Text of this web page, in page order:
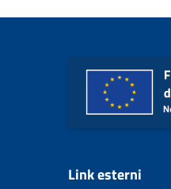
Link esterni